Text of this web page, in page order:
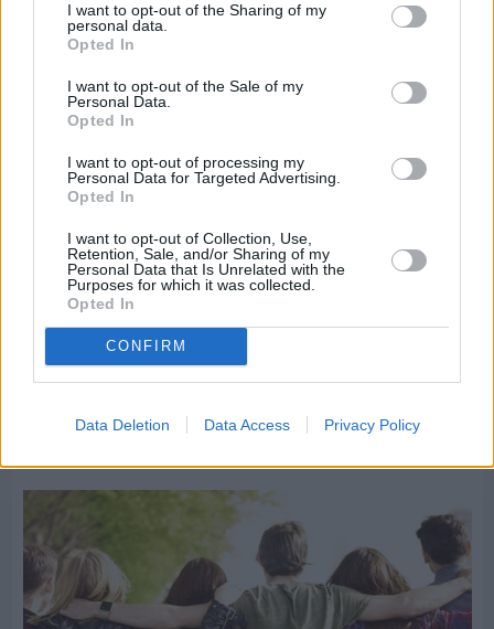
I want to opt-out of the Sharing of my
personal data.
Opted In
I want to opt-out of the Sale of my
Personal Data.
Opted In
I want to opt-out of processing my
Personal Data for Targeted Advertising.
Opted In
I want to opt-out of Collection, Use,
Retention, Sale, and/or Sharing of my
Personal Data that Is Unrelated with the
Purposes for which it was collected.
Opted In
CONFIRM
Data Deletion Data Access Privacy Policy
επιχειρήσεων προτείνει το Επιμελητήριο
5ημερη εκδρομή σε Προύσα - Κωνσταντινούπολη